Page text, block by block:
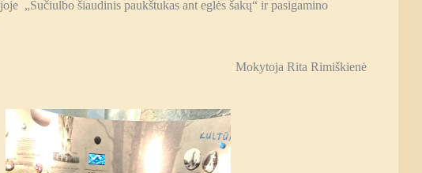
„Sučiulbo šiaudinis paukštukas ant eglės šakų“ ir pasigamino
Mokytoja Rita Rimiškienė